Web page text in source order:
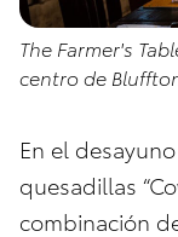
The Farmer's
centro de
En el
quesadillas
combinación